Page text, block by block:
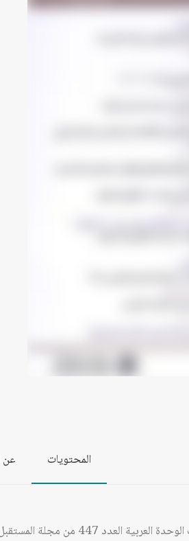
المحتويات عن